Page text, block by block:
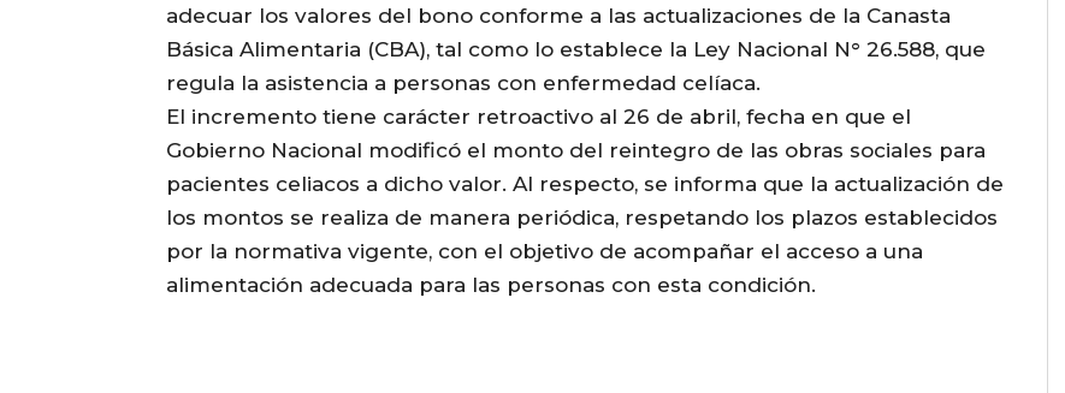
adecuar los valores del bono conforme a las actualizaciones de la Canasta
Básica Alimentaria (CBA), tal como lo establece la Ley Nacional N° 26.588, que
regula la asistencia a personas con enfermedad celíaca.
El incremento tiene carácter retroactivo al 26 de abril, fecha en que el
Gobierno Nacional modificó el monto del reintegro de las obras sociales para
pacientes celiacos a dicho valor. Al respecto, se informa que la actualización de
los montos se realiza de manera periódica, respetando los plazos establecidos
por la normativa vigente, con el objetivo de acompañar el acceso a una
alimentación adecuada para las personas con esta condición.